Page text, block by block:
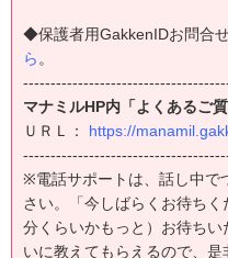
◆保護者用GakkenIDお問合
ら 。
マナミルHP内「よくあるご質
ＵＲＬ： https://
※電話サポートは、話し中で
さい。「今しばらくお待ち
分くらいかもっと）お待ち
いに教えてもらえるので、是